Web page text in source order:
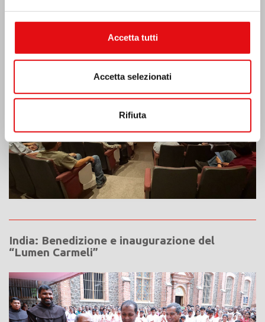
Accetta tutti
Accetta selezionati
Rifiuta
MESSICO: ASSEMBLEA PLENARIA OCD
India: Benedizione e inaugurazione del
“Lumen Carmeli”